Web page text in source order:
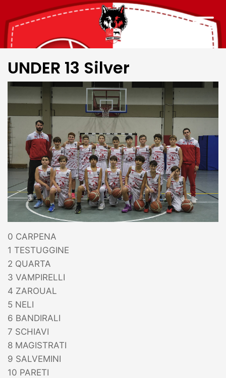
UNDER 13 Silver
0 CARPENA
1 TESTUGGINE
2 QUARTA
3 VAMPIRELLI
4 ZAROUAL
5 NELI
6 BANDIRALI
7 SCHIAVI
8 MAGISTRATI
9 SALVEMINI
10 PARETI